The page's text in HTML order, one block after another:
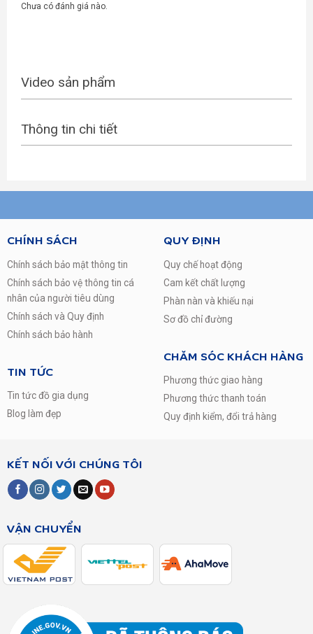
Chưa có đánh giá nào.
Video sản phẩm
Thông tin chi tiết
CHÍNH SÁCH
Chính sách bảo mật thông tin
Chính sách bảo vệ thông tin cá
nhân của người tiêu dùng
Chính sách và Quy định
Chính sách bảo hành
TIN TỨC
Tin tức đồ gia dụng
Blog làm đẹp
QUY ĐỊNH
Quy chế hoạt động
Cam kết chất lượng
Phàn nàn và khiếu nại
Sơ đồ chỉ đường
CHĂM SÓC KHÁCH HÀNG
Phương thức giao hàng
Phương thức thanh toán
Quy định kiểm, đổi trả hàng
KẾT NỐI VỚI CHÚNG TÔI
VẬN CHUYỂN